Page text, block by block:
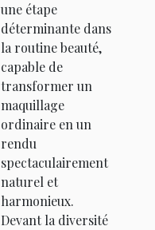
une étape
déterminante dans
la routine beauté,
capable de
transformer un
maquillage
ordinaire en un
rendu
spectaculairement
naturel et
harmonieux.
Devant la diversité